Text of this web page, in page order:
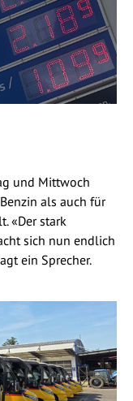
und Mittwoch
als auch für
«Der stark
sich nun endlich
ein Sprecher.